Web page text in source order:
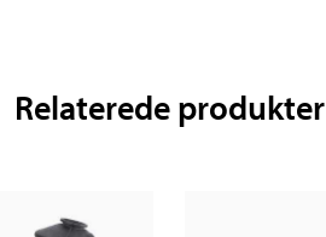
Relaterede produkter